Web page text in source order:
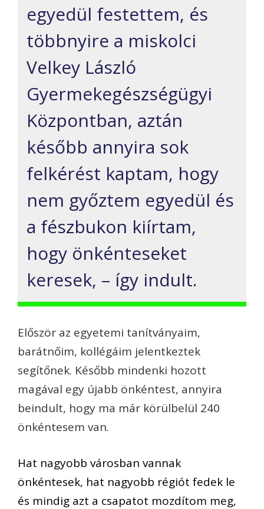
egyedül festettem, és
többnyire a miskolci
Velkey László
Gyermekegészségügyi
Központban, aztán
később annyira sok
felkérést kaptam, hogy
nem győztem egyedül és
a fészbukon kiírtam,
hogy önkénteseket
keresek, – így indult.
Először az egyetemi tanítványaim,
barátnőim, kollégáim jelentkeztek
segítőnek. Később mindenki hozott
magával egy újabb önkéntest, annyira
beindult, hogy ma már körülbelül 240
önkéntesem van.
Hat nagyobb városban vannak
önkéntesek, hat nagyobb régiót fedek le
és mindig azt a csapatot mozdítom meg,